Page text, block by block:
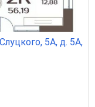
5А, д. 5А,